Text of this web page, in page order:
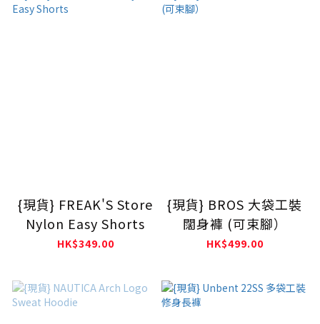
{現貨} FREAK'S Store
Nylon Easy Shorts
HK$349.00
{現貨} BROS 大袋工裝
闊身褲 (可束腳）
HK$499.00